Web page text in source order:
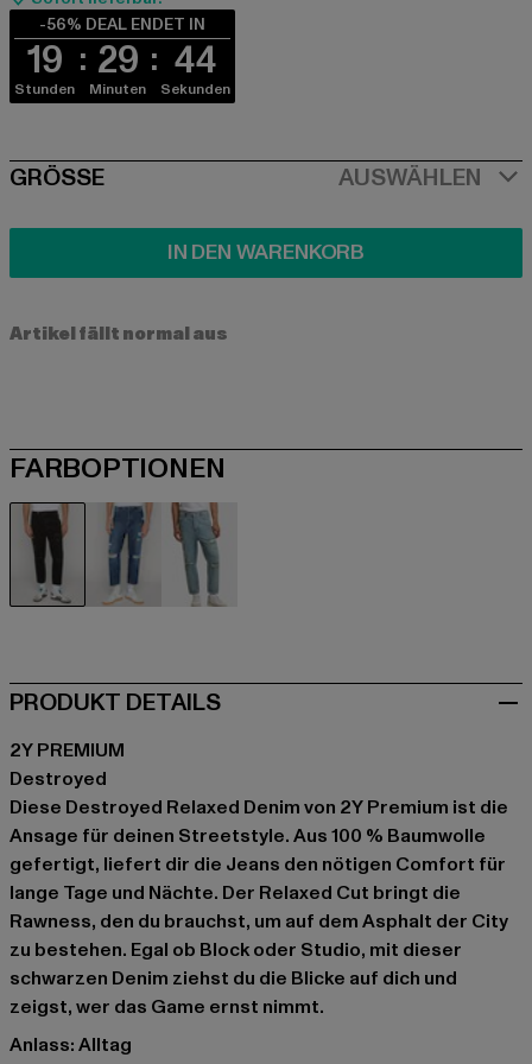
-56% DEAL ENDET IN
19
Stunden
29
Minuten
44
Sekunden
SIZE
GRÖSSE AUSWÄHLEN
IN DEN WARENKORB
Artikel fällt normal aus
FARBOPTIONEN
PRODUKT DETAILS
2Y PREMIUM
Destroyed
Diese Destroyed Relaxed Denim von 2Y Premium ist die
Ansage für deinen Streetstyle. Aus 100 % Baumwolle
gefertigt, liefert dir die Jeans den nötigen Comfort für
lange Tage und Nächte. Der Relaxed Cut bringt die
Rawness, den du brauchst, um auf dem Asphalt der City
zu bestehen. Egal ob Block oder Studio, mit dieser
schwarzen Denim ziehst du die Blicke auf dich und
zeigst, wer das Game ernst nimmt.
Anlass: Alltag